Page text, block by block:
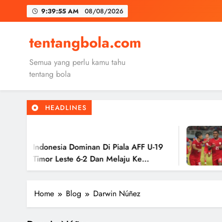
9:39:56 AM 08/08/2026
Malang
Malang
tentangbola.com
Semua yang perlu kamu tahu
tentang bola
HEADLINES
Indonesia Dominan Di Piala AFF U-19
Leste 6-2 Dan Melaju Ke
2
Ke
Home Blog Darwin Núñez